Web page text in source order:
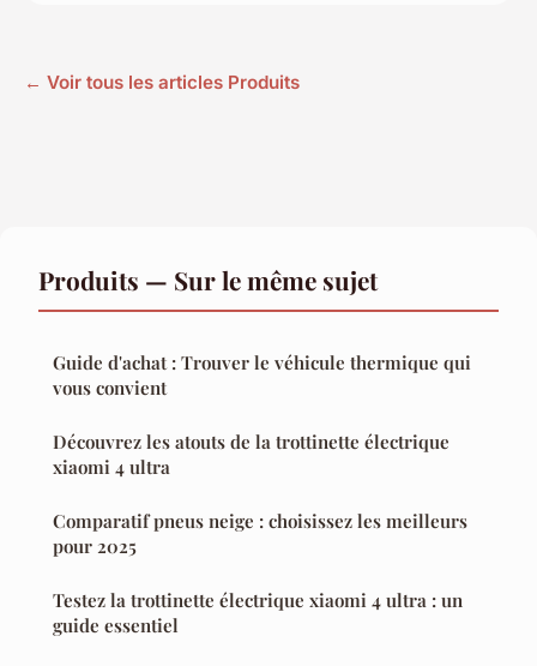
← Voir tous les articles Produits
Produits — Sur le même sujet
Guide d'achat : Trouver le véhicule thermique qui
vous convient
Découvrez les atouts de la trottinette électrique
xiaomi 4 ultra
Comparatif pneus neige : choisissez les meilleurs
pour 2025
Testez la trottinette électrique xiaomi 4 ultra : un
guide essentiel